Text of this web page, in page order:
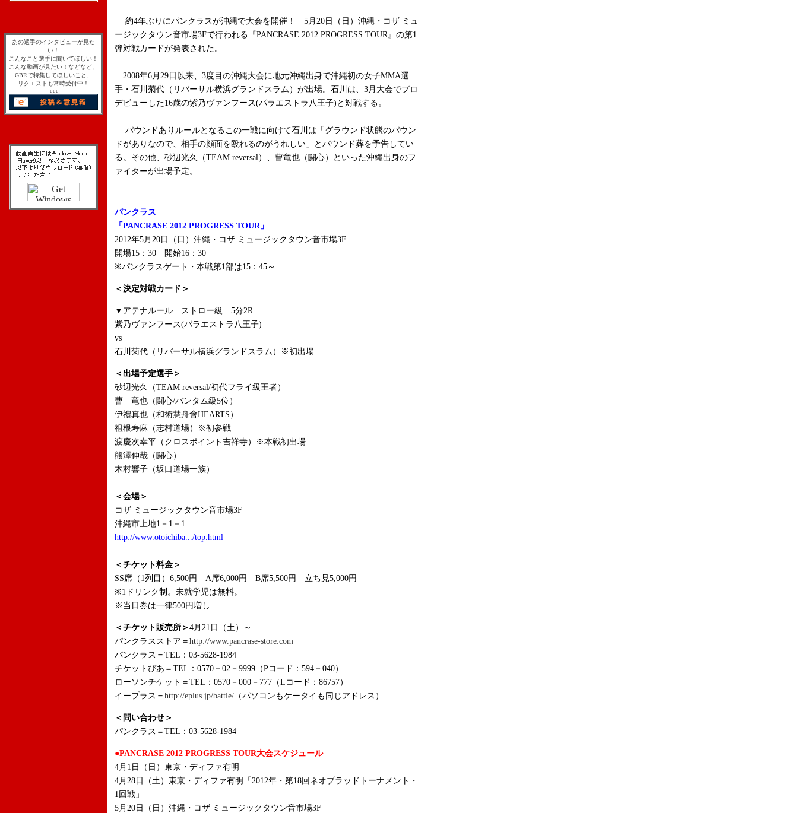
あの選手のインタビューが見た
い！
こんなこと選手に聞いてほしい！
こんな動画が見たい！などなど、
GBRで特集してほしいこと、
リクエストも常時受付中！
↓↓↓
約4年ぶりにパンクラスが沖縄で大会を開催！ 5月20日（日）沖縄・コザ ミュ
ージックタウン音市場3Fで行われる『PANCRASE 2012 PROGRESS TOUR』の第1
弾対戦カードが発表された。
2008年6月29日以来、3度目の沖縄大会に地元沖縄出身で沖縄初の女子MMA選
手・石川菊代（リバーサル横浜グランドスラム）が出場。石川は、3月大会でプロ
デビューした16歳の紫乃ヴァンフース(パラエストラ八王子)と対戦する。
パウンドありルールとなるこの一戦に向けて石川は「グラウンド状態のパウン
ドがありなので、相手の顔面を殴れるのがうれしい」とパウンド葬を予告してい
る。その他、砂辺光久（TEAM reversal）、曹竜也（闘心）といった沖縄出身のフ
ァイターが出場予定。
パンクラス
「PANCRASE 2012 PROGRESS TOUR」
2012年5月20日（日）沖縄・コザ ミュージックタウン音市場3F
開場15：30 開始16：30
※パンクラスゲート・本戦第1部は15：45～
＜決定対戦カード＞
▼アテナルール ストロー級 5分2R
紫乃ヴァンフース(パラエストラ八王子)
vs
石川菊代（リバーサル横浜グランドスラム）※初出場
＜出場予定選手＞
砂辺光久（TEAM reversal/初代フライ級王者）
曹 竜也（闘心/バンタム級5位）
伊禮真也（和術慧舟會HEARTS）
祖根寿麻（志村道場）※初参戦
渡慶次幸平（クロスポイント吉祥寺）※本戦初出場
熊澤伸哉（闘心）
木村響子（坂口道場一族）
＜会場＞
コザ ミュージックタウン音市場3F
沖縄市上地1－1－1
http://www.otoichiba.../top.html
＜チケット料金＞
SS席（1列目）6,500円 A席6,000円 B席5,500円 立ち見5,000円
※1ドリンク制。未就学児は無料。
※当日券は一律500円増し
＜チケット販売所＞ 4月21日（土）～
パンクラスストア＝ http://www.pancrase-store.com
パンクラス＝TEL：03-5628-1984
チケットぴあ＝TEL：0570－02－9999（Pコード：594－040）
ローソンチケット＝TEL：0570－000－777（Lコード：86757）
イープラス＝ http://eplus.jp/battle/ （パソコンもケータイも同じアドレス）
＜問い合わせ＞
パンクラス＝TEL：03-5628-1984
●PANCRASE 2012 PROGRESS TOUR大会スケジュール
4月1日（日）東京・ディファ有明
4月28日（土）東京・ディファ有明「2012年・第18回ネオブラッドトーナメント・
1回戦」
5月20日（日）沖縄・コザ ミュージックタウン音市場3F